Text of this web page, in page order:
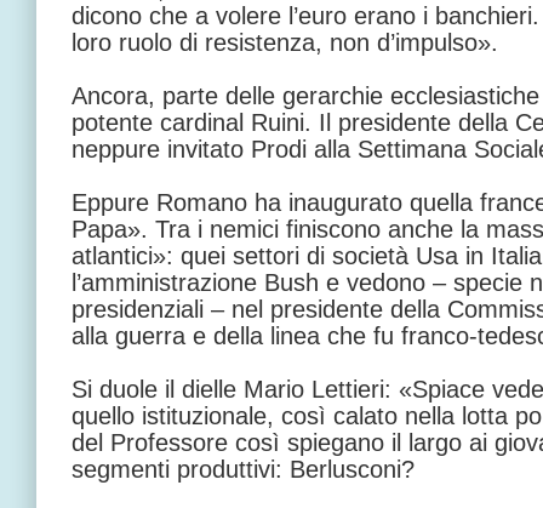
dicono che a volere l’euro erano i
loro ruolo di resistenza, non d’impulso».
Ancora, parte delle gerarchie
potente cardinal Ruini. Il presidente della
neppure invitato Prodi alla Settimana
Eppure Romano ha inaugurato quella
Papa». Tra i nemici finiscono anche la
atlantici»: quei settori di società Usa in
l’amministrazione Bush e vedono – specie
presidenziali – nel presidente della
alla guerra e della linea che fu franco-
Si duole il dielle Mario Lettieri: «Spiace
quello istituzionale, così calato nella lotta
del Professore così spiegano il largo ai
segmenti produttivi: Berlusconi?